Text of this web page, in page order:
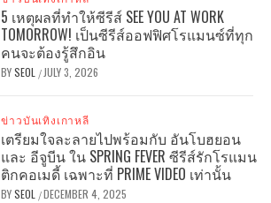
5 เหตุผลที่ทำให้ซีรีส์ SEE YOU AT WORK
TOMORROW! เป็นซีรีส์ออฟฟิศโรแมนซ์ที่ทุก
คนจะต้องรู้สึกอิน
BYSEOL /JULY 3, 2026
ข่าวบันเทิงเกาหลี
เตรียมใจละลายไปพร้อมกับ อันโบฮยอน
และ อีจูบีน ใน SPRING FEVER ซีรีส์รักโรแมน
ติกคอเมดี้ เฉพาะที่ PRIME VIDEO เท่านั้น
BYSEOL /DECEMBER 4, 2025